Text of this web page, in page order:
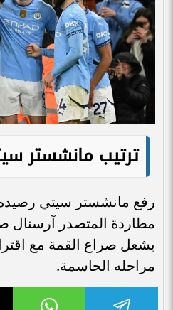
ترتيب مانشستر
يشعل صراع القمة مع
مراحله الحاسمة.